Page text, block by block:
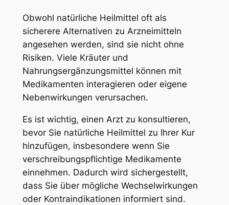
Obwohl natürliche Heilmittel oft als
sicherere Alternativen zu Arzneimitteln
angesehen werden, sind sie nicht ohne
Risiken. Viele Kräuter und
Nahrungsergänzungsmittel können mit
Medikamenten interagieren oder eigene
Nebenwirkungen verursachen.
Es ist wichtig, einen Arzt zu konsultieren,
bevor Sie natürliche Heilmittel zu Ihrer Kur
hinzufügen, insbesondere wenn Sie
verschreibungspflichtige Medikamente
einnehmen. Dadurch wird sichergestellt,
dass Sie über mögliche Wechselwirkungen
oder Kontraindikationen informiert sind.